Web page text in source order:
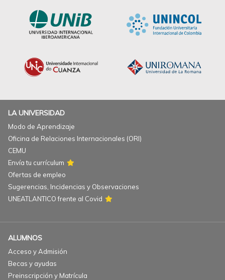
LA UNIVERSIDAD
Modo de Aprendizaje
Oficina de Relaciones Internacionales (ORI)
CEMU
Envía tu currículum
Ofertas de empleo
Sugerencias, Incidencias y Observaciones
UNEATLANTICO frente al Covid
ALUMNOS
Acceso y Admisión
Becas y ayudas
Preinscripción y Matrícula